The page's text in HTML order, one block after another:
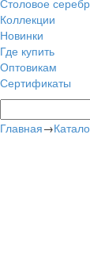
Столовое
Коллекции
Новинки
Где купить
Оптовикам
Сертификаты
Главная→